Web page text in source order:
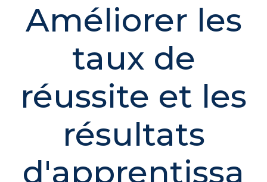
Améliorer les
taux de
réussite et les
résultats
d'apprentissa